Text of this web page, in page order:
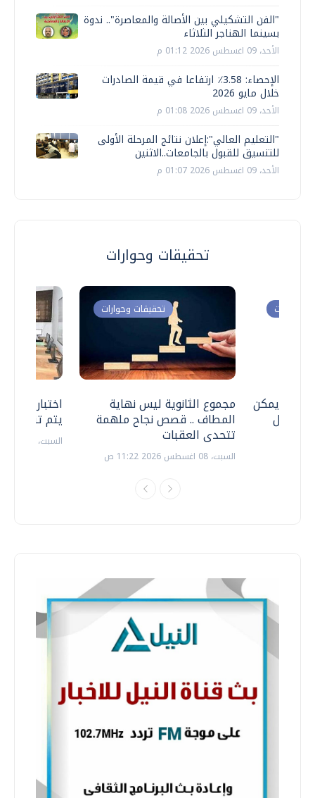
"الفن التشكيلي بين الأصالة والمعاصرة".. ندوة
بسينما الهناجر الثلاثاء
الأحد، 09 اغسطس 2026 01:12 م
الإحصاء: 3.58٪ ارتفاعا في قيمة الصادرات
خلال مايو 2026
الأحد، 09 اغسطس 2026 01:08 م
"التعليم العالي":إعلان نتائج المرحلة الأولى
للتنسيق للقبول بالجامعات..الاثنين
الأحد، 09 اغسطس 2026 01:07 م
تحقيقات وحوارات
اختبارات
يتم
السبت، 18 يوليو 2026 09:22 ص
تحقيقات وحوارات
مجموع الثانوية ليس نهاية
المطاف .. قصص نجاح ملهمة
تتحدى العقبات
السبت، 08 اغسطس 2026 11:22 ص
وحوارات
.. هل يمكن
نتعامل